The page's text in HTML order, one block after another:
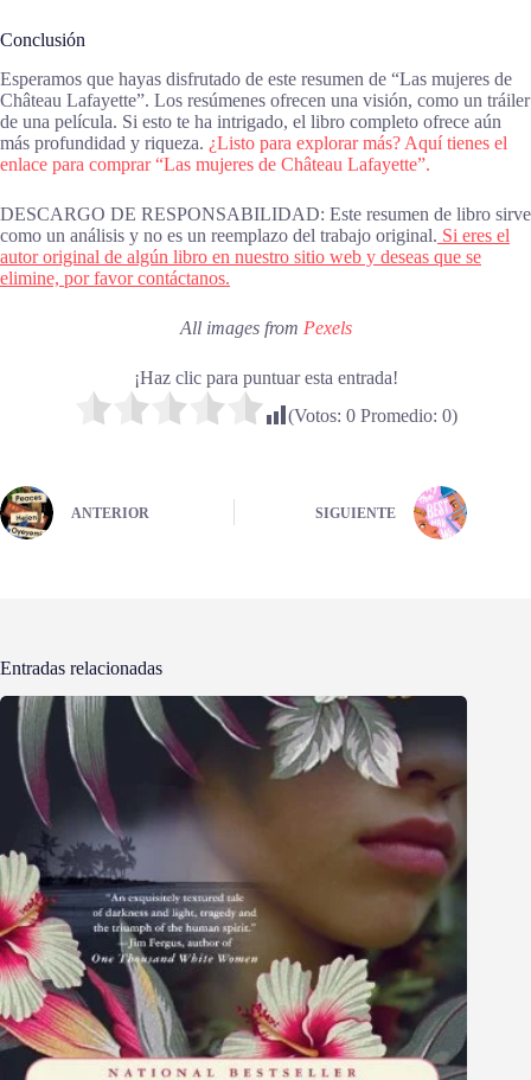
Conclusión
Esperamos que hayas disfrutado de este resumen de “Las mujeres de
Château Lafayette”. Los resúmenes ofrecen una visión, como un tráiler
de una película. Si esto te ha intrigado, el libro completo ofrece aún
más profundidad y riqueza. ¿Listo para explorar más? Aquí tienes el
enlace para comprar “Las mujeres de Château Lafayette”.
DESCARGO DE RESPONSABILIDAD: Este resumen de libro sirve
como un análisis y no es un reemplazo del trabajo original. Si eres el
autor original de algún libro en nuestro sitio web y deseas que se
elimine, por favor contáctanos.
All images from Pexels
¡Haz clic para puntuar esta entrada!
(Votos: 0Promedio: 0)
ANTERIOR SIGUIENTE
Entradas relacionadas